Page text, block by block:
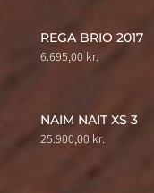
REGA BRIO 2017
6.695,00 kr.
NAIM NAIT XS 3
25.900,00 kr.